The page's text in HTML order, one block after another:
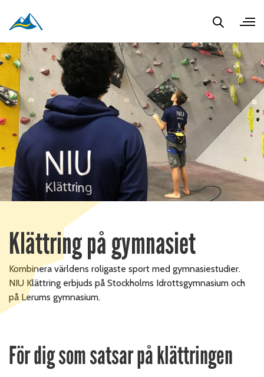
Klättring på gymnasiet
Kombinera världens roligaste sport med gymnasiestudier.
NIU Klättring erbjuds på Stockholms Idrottsgymnasium och
på Lerums gymnasium.
För dig som satsar på klättringen